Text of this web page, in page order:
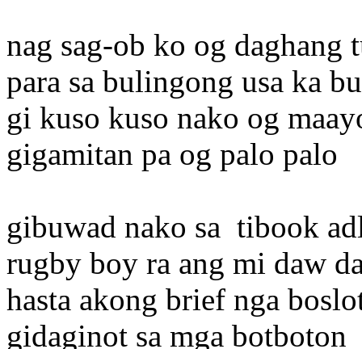
nag sag-ob ko og daghang
para sa bulingong usa ka
gi kuso kuso nako og
gigamitan pa og palo palo
gibuwad nako sa tibook
rugby boy ra ang mi daw
hasta akong brief nga
gidaginot sa mga botboton